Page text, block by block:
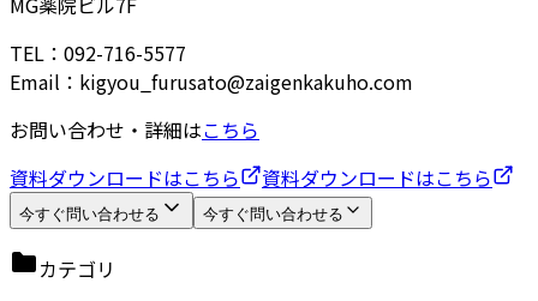
TEL：092-716-5577
Email：kigyou_furusato@zaigenkakuho.com
お問い合わせ・詳細はこちら
資料ダウンロードはこちら
資料ダウンロードはこちら
今すぐ問い合わせる 今すぐ問い合わせる
カテゴリ